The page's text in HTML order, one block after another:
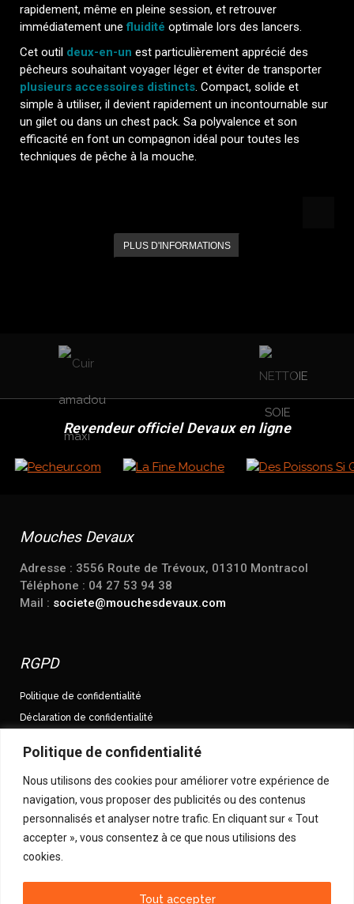
Politique de confidentialité
Nous utilisons des cookies pour améliorer votre expérience de
navigation, vous proposer des publicités ou des contenus
personnalisés et analyser notre trafic. En cliquant sur « Tout
accepter », vous consentez à ce que nous utilisions des
cookies.
Tout accepter
rapidement, même en pleine session, et retrouver
immédiatement une fluidité optimale lors des lancers.
Cet outil deux-en-un est particulièrement apprécié des
pêcheurs souhaitant voyager léger et éviter de transporter
plusieurs accessoires distincts. Compact, solide et
simple à utiliser, il devient rapidement un incontournable sur
un gilet ou dans un chest pack. Sa polyvalence et son
efficacité en font un compagnon idéal pour toutes les
techniques de pêche à la mouche.
PLUS D'INFORMATIONS
Revendeur officiel Devaux en ligne
Mouches Devaux
Adresse : 3556 Route de Trévoux, 01310 Montracol
Téléphone : 04 27 53 94 38
Mail : societe@mouchesdevaux.com
RGPD
Politique de confidentialité
Déclaration de confidentialité
Suivez-nous sur Facebook
Mouches.Devaux
Suivez-nous sur Twitter